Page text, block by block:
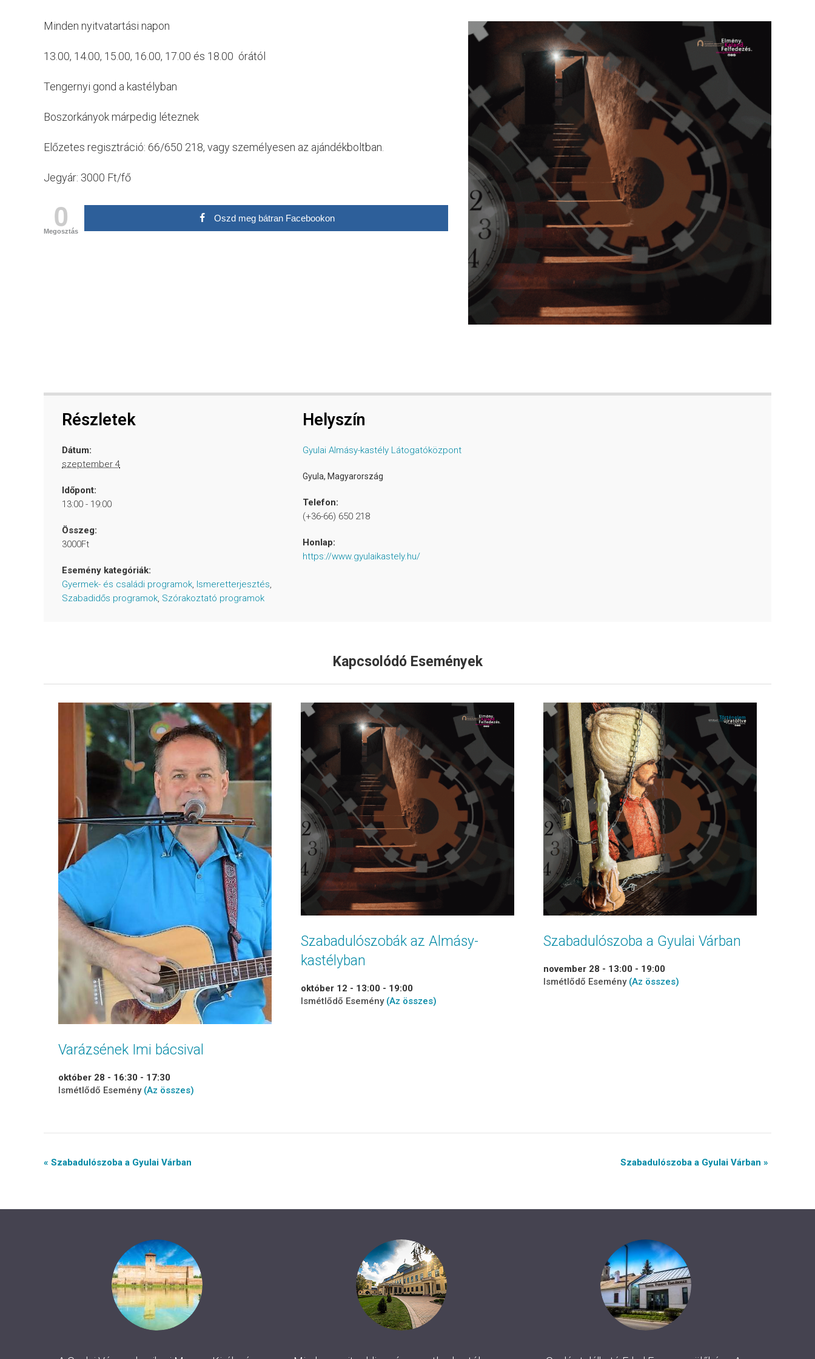
Minden nyitvatartási napon
13.00, 14.00, 15.00, 16.00, 17.00 és 18.00 órától
Tengernyi gond a kastélyban
Boszorkányok márpedig léteznek
Előzetes regisztráció: 66/650 218, vagy személyesen az ajándékboltban.
Jegyár: 3000 Ft/fő
0
Megosztás
Oszd meg bátran Facebookon
Részletek
Dátum:
szeptember 4
Időpont:
13:00 - 19:00
Összeg:
3000Ft
Esemény kategóriák:
Gyermek- és családi programok Ismeretterjesztés
Szabadidős programok Szórakoztató programok
Helyszín
Gyulai Almásy-kastély Látogatóközpont
Gyula, Magyarország
Telefon:
(+36-66) 650 218
Honlap:
https://www.gyulaikastely.hu/
Kapcsolódó Események
Varázsének Imi bácsival
október 28 - 16:30 - 17:30
Ismétlődő Esemény (Az összes)
Szabadulószobák az Almásy-
kastélyban
október 12 - 13:00 - 19:00
Ismétlődő Esemény (Az összes)
Szabadulószoba a Gyulai Várban
november 28 - 13:00 - 19:00
Ismétlődő Esemény (Az összes)
Event
« Szabadulószoba a Gyulai Várban Szabadulószoba a Gyulai Várban »